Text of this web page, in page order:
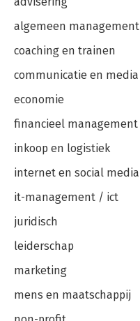
algemeen management
coaching en trainen
communicatie en media
economie
financieel management
inkoop en logistiek
internet en social media
it-management / ict
juridisch
leiderschap
marketing
mens en maatschappij